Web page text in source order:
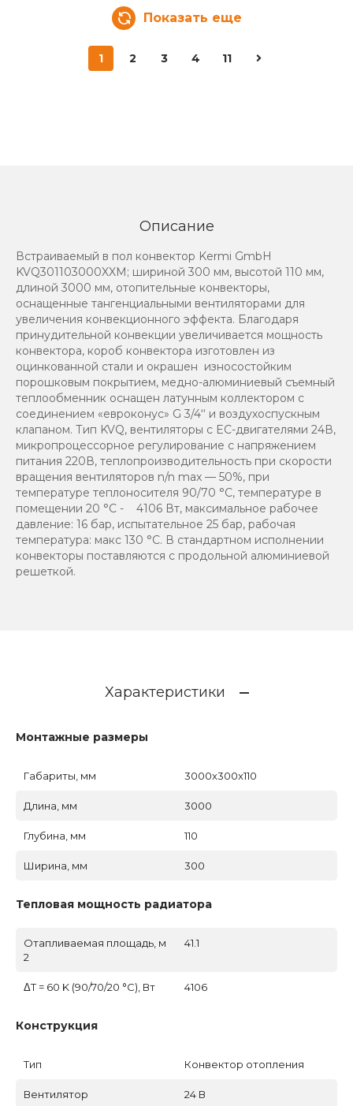
Показать еще
1 2 3 4 11
Описание
Встраиваемый в пол конвектор Kermi GmbH
KVQ301103000XXM; шириной 300 мм, высотой 110 мм,
длиной 3000 мм, отопительные конвекторы,
оснащенные тангенциальными вентиляторами для
увеличения конвекционного эффекта. Благодаря
принудительной конвекции увеличивается мощность
конвектора, короб конвектора изготовлен из
оцинкованной стали и окрашен износостойким
порошковым покрытием, медно-алюминиевый съемный
теплообменник оснащен латунным коллектором с
соединением «евроконус» G 3/4‘‘ и воздухоспускным
клапаном. Тип KVQ, вентиляторы с EC-двигателями 24В,
микропроцессорное регулирование с напряжением
питания 220В, теплопроизводительность при скорости
вращения вентиляторов n/n max — 50%, при
температуре теплоносителя 90/70 °C, температуре в
помещении 20 °C - 4106 Вт, максимальное рабочее
давление: 16 бар, испытательное 25 бар, рабочая
температура: макс 130 °C. В стандартном исполнении
конвекторы поставляются с продольной алюминиевой
решеткой.
Характеристики
Монтажные размеры
Габариты, мм 3000x300x110
Длина, мм 3000
Глубина, мм 110
Ширина, мм 300
Тепловая мощность радиатора
Отапливаемая площадь, м
2
41.1
ΔT = 60 K (90/70/20 °C), Вт 4106
Конструкция
Тип Конвектор отопления
Вентилятор 24 В